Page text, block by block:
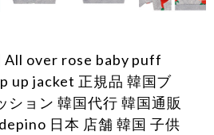
All over rose baby puff
up jacket 正規品 韓国ブ
ション 韓国代行 韓国通販
日本 店舗 韓国 子供